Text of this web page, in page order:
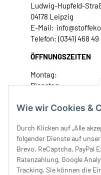
Wie wir Cookies &
Durch Klicken auf „Alle
folgender Dienste auf
Brevo, ReCaptcha, PayPal
Ratenzahlung, Google
Tracking. Sie können die
Ludwig-Hupfeld-
04178 Leipzig
E-Mail:
Telefon: (0341) 468 49
ÖFFNUNGSZEITEN
Montag:
Dienstag:
Donnerstag:
Samstag:
Unser Service